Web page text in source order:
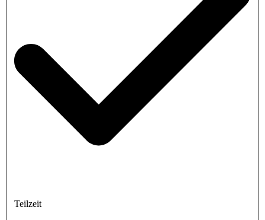
Teilzeit